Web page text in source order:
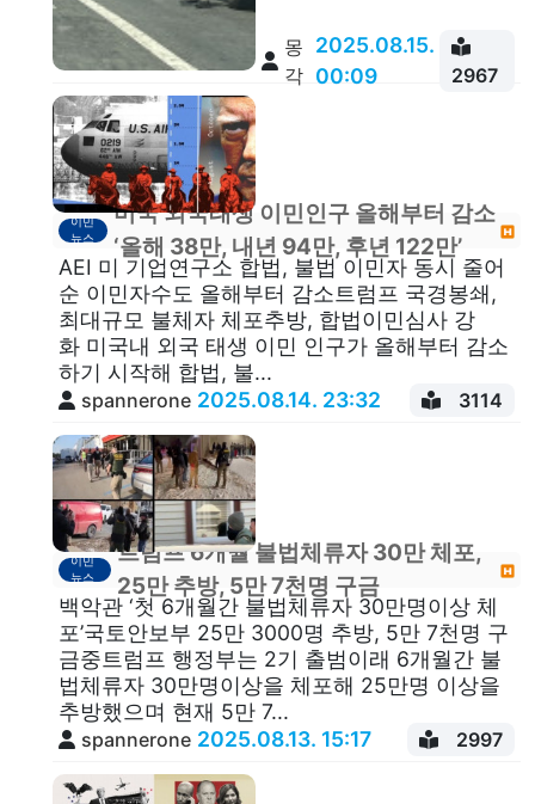
몽
각
2025.08.15.
00:09
2967
이민
뉴스
미국 외국태생 이민인구 올해부터 감소
‘올해 38만, 내년 94만, 후년 122만’
AEI 미 기업연구소 합법, 불법 이민자 동시 줄어
순 이민자수도 올해부터 감소트럼프 국경봉쇄,
최대규모 불체자 체포추방, 합법이민심사 강
화 미국내 외국 태생 이민 인구가 올해부터 감소
하기 시작해 합법, 불...
spannerone 2025.08.14. 23:32 3114
이민
뉴스
트럼프 6개월 불법체류자 30만 체포,
25만 추방, 5만 7천명 구금
백악관 ‘첫 6개월간 불법체류자 30만명이상 체
포’국토안보부 25만 3000명 추방, 5만 7천명 구
금중트럼프 행정부는 2기 출범이래 6개월간 불
법체류자 30만명이상을 체포해 25만명 이상을
추방했으며 현재 5만 7...
spannerone 2025.08.13. 15:17 2997